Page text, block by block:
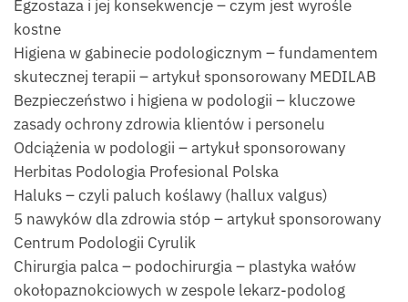
Egzostaza i jej konsekwencje – czym jest wyrośle
kostne
Higiena w gabinecie podologicznym – fundamentem
skutecznej terapii – artykuł sponsorowany MEDILAB
Bezpieczeństwo i higiena w podologii – kluczowe
zasady ochrony zdrowia klientów i personelu
Odciążenia w podologii – artykuł sponsorowany
Herbitas Podologia Profesional Polska
Haluks – czyli paluch koślawy (hallux valgus)
5 nawyków dla zdrowia stóp – artykuł sponsorowany
Centrum Podologii Cyrulik
Chirurgia palca – podochirurgia – plastyka wałów
okołopaznokciowych w zespole lekarz-podolog